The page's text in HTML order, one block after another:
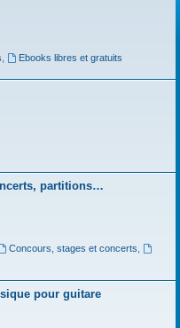
Ebooks libres et gratuits
partitions…
Concours, stages et concerts
pour guitare